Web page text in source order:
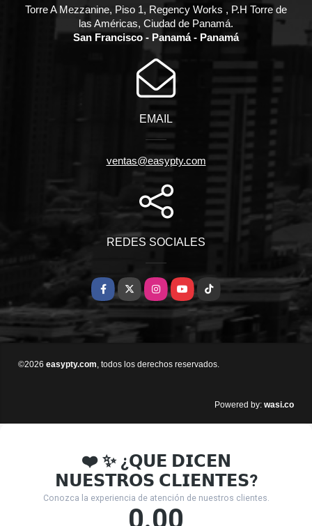
Torre A Mezzanine, Piso 1, Regency Works , P.H Torre de
las Américas, Ciudad de Panamá.
San Francisco - Panamá - Panamá
EMAIL
ventas@easypty.com
REDES SOCIALES
Facebook
X InstagramYouTubeTikTok
©2026 easypty.com , todos los derechos reservados.
Powered by: wasi.co